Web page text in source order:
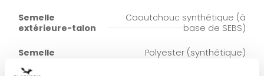
Semelle
extérieure-talon
Caoutchouc synthétique (à
base de SEBS)
Semelle
Polyester (synthétique)